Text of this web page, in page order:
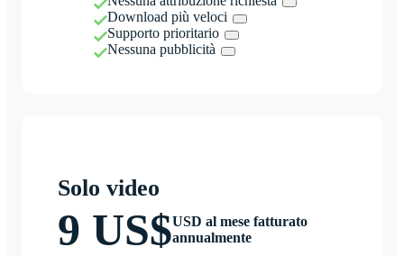
Download più veloci
Supporto prioritario
Nessuna pubblicità
Solo video
9 US$USD al mese fatturato
annualmente